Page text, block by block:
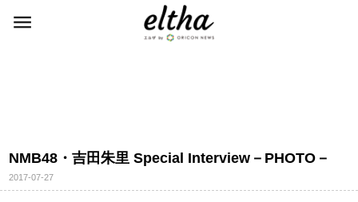
NMB48・吉田朱里 Special Interview－PHOTO－
2017-07-27